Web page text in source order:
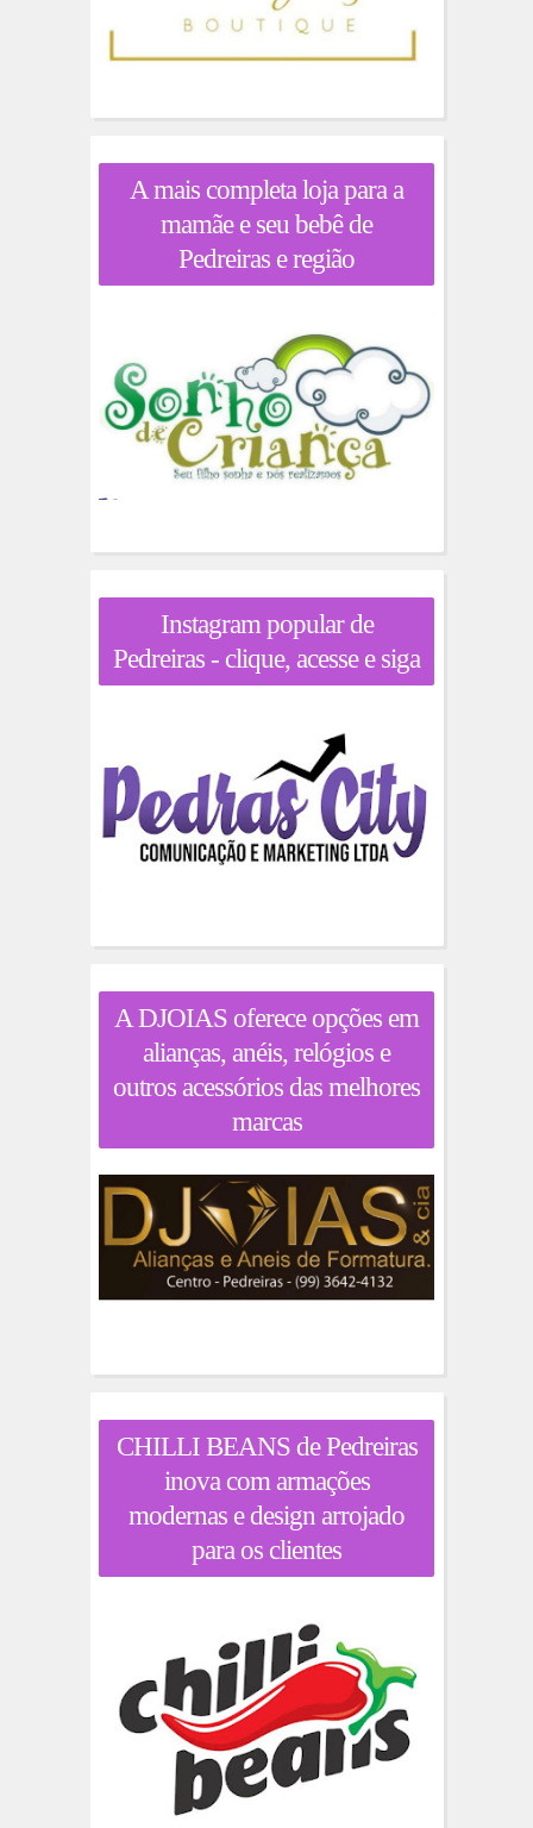
A mais completa loja para a
mamãe e seu bebê de
Pedreiras e região
Instagram popular de
Pedreiras - clique, acesse e siga
A DJOIAS oferece opções em
alianças, anéis, relógios e
outros acessórios das melhores
marcas
CHILLI BEANS de Pedreiras
inova com armações
modernas e design arrojado
para os clientes